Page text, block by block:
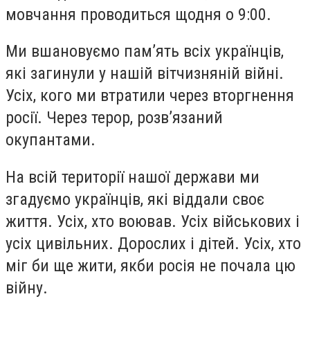
мовчання проводиться щодня о 9:00.
Ми вшановуємо памʼять всіх українців,
які загинули у нашій вітчизняній війні.
Усіх, кого ми втратили через вторгнення
росії. Через терор, розвʼязаний
окупантами.
На всій території нашої держави ми
згадуємо українців, які віддали своє
життя. Усіх, хто воював. Усіх військових і
усіх цивільних. Дорослих і дітей. Усіх, хто
міг би ще жити, якби росія не почала цю
війну.